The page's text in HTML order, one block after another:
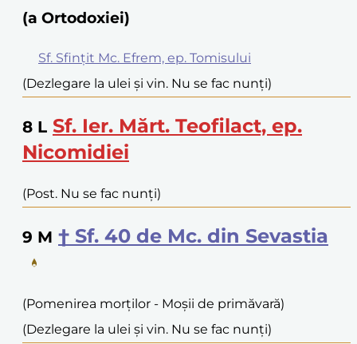
(a Ortodoxiei)
Sf. Sfințit Mc. Efrem, ep. Tomisului
(Dezlegare la ulei și vin. Nu se fac nunți)
8 L Sf. Ier. Mărt. Teofilact, ep.
Nicomidiei
(Post. Nu se fac nunți)
9 M † Sf. 40 de Mc. din Sevastia
(Pomenirea morților - Moșii de primăvară)
(Dezlegare la ulei și vin. Nu se fac nunți)